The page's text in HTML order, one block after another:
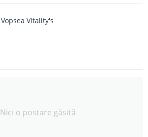
Vopsea Vitality's
Nici o postare găsită